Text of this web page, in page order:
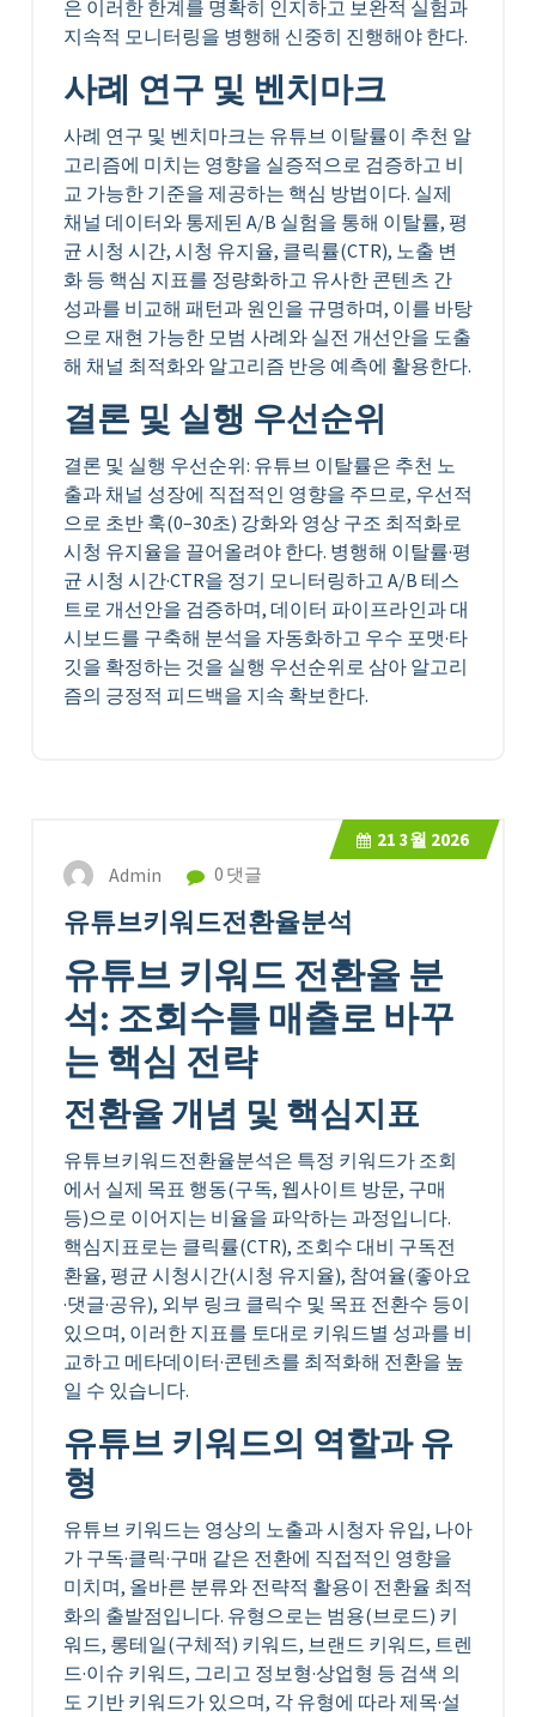
은 이러한 한계를 명확히 인지하고 보완적 실험과
지속적 모니터링을 병행해 신중히 진행해야 한다.
사례 연구 및 벤치마크
사례 연구 및 벤치마크는 유튜브 이탈률이 추천 알
고리즘에 미치는 영향을 실증적으로 검증하고 비
교 가능한 기준을 제공하는 핵심 방법이다. 실제
채널 데이터와 통제된 A/B 실험을 통해 이탈률, 평
균 시청 시간, 시청 유지율, 클릭률(CTR), 노출 변
화 등 핵심 지표를 정량화하고 유사한 콘텐츠 간
성과를 비교해 패턴과 원인을 규명하며, 이를 바탕
으로 재현 가능한 모범 사례와 실전 개선안을 도출
해 채널 최적화와 알고리즘 반응 예측에 활용한다.
결론 및 실행 우선순위
결론 및 실행 우선순위: 유튜브 이탈률은 추천 노
출과 채널 성장에 직접적인 영향을 주므로, 우선적
으로 초반 훅(0–30초) 강화와 영상 구조 최적화로
시청 유지율을 끌어올려야 한다. 병행해 이탈률·평
균 시청 시간·CTR을 정기 모니터링하고 A/B 테스
트로 개선안을 검증하며, 데이터 파이프라인과 대
시보드를 구축해 분석을 자동화하고 우수 포맷·타
깃을 확정하는 것을 실행 우선순위로 삼아 알고리
즘의 긍정적 피드백을 지속 확보한다.
21 3월 2026
Admin 0 댓글
유튜브키워드전환율분석
유튜브 키워드 전환율 분
석: 조회수를 매출로 바꾸
는 핵심 전략
전환율 개념 및 핵심지표
유튜브키워드전환율분석은 특정 키워드가 조회
에서 실제 목표 행동(구독, 웹사이트 방문, 구매
등)으로 이어지는 비율을 파악하는 과정입니다.
핵심지표로는 클릭률(CTR), 조회수 대비 구독전
환율, 평균 시청시간(시청 유지율), 참여율(좋아요
·댓글·공유), 외부 링크 클릭수 및 목표 전환수 등이
있으며, 이러한 지표를 토대로 키워드별 성과를 비
교하고 메타데이터·콘텐츠를 최적화해 전환을 높
일 수 있습니다.
유튜브 키워드의 역할과 유
형
유튜브 키워드는 영상의 노출과 시청자 유입, 나아
가 구독·클릭·구매 같은 전환에 직접적인 영향을
미치며, 올바른 분류와 전략적 활용이 전환율 최적
화의 출발점입니다. 유형으로는 범용(브로드) 키
워드, 롱테일(구체적) 키워드, 브랜드 키워드, 트렌
드·이슈 키워드, 그리고 정보형·상업형 등 검색 의
도 기반 키워드가 있으며, 각 유형에 따라 제목·설